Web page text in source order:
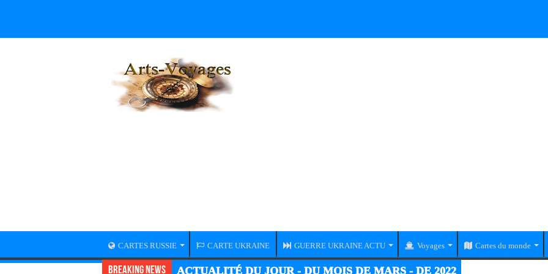
CARTES RUSSIE CARTE UKRAINE GUERRE UKRAINE ACTU Voyages Cartes du monde
Breaking News ACTUALITÉ DU JOUR - DU MOIS DE MARS - DE 2022